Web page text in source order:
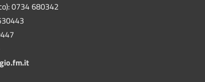
0734 680342